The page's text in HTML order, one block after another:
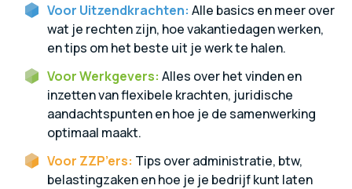
Voor Uitzendkrachten: Alle basics en meer over
wat je rechten zijn, hoe vakantiedagen werken,
en tips om het beste uit je werk te halen.
Voor Werkgevers: Alles over het vinden en
inzetten van flexibele krachten, juridische
aandachtspunten en hoe je de samenwerking
optimaal maakt.
Voor ZZP’ers: Tips over administratie, btw,
belastingzaken en hoe je je bedrijf kunt laten